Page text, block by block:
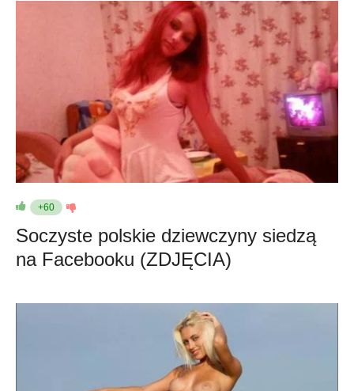
+60
Soczyste polskie dziewczyny siedzą
na Facebooku (ZDJĘCIA)